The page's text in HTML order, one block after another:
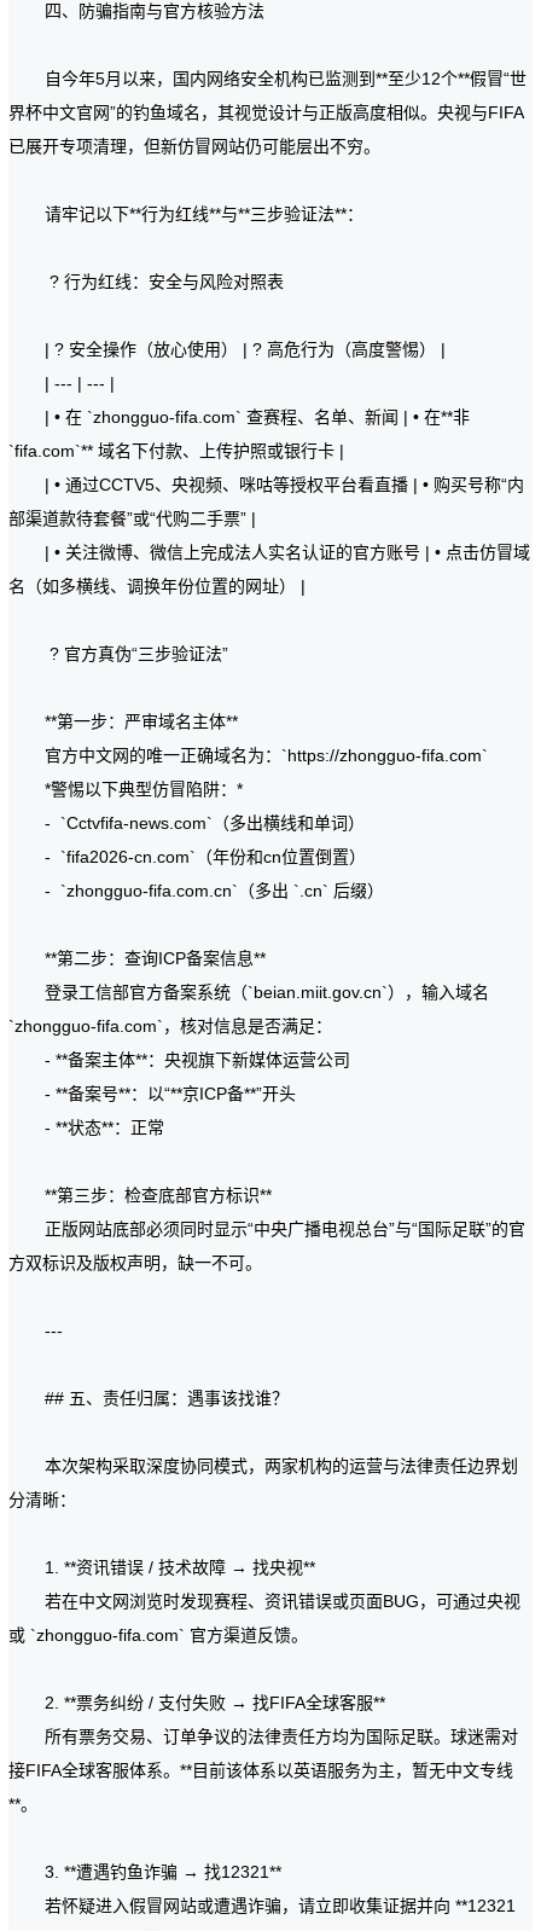
四、防骗指南与官方核验方法
自今年5月以来，国内网络安全机构已监测到**至少12个**假冒“世
界杯中文官网”的钓鱼域名，其视觉设计与正版高度相似。央视与FIFA
已展开专项清理，但新仿冒网站仍可能层出不穷。
请牢记以下**行为红线**与**三步验证法**：
? 行为红线：安全与风险对照表
| ? 安全操作（放心使用） | ? 高危行为（高度警惕） |
| --- | --- |
| • 在 `zhongguo-fifa.com` 查赛程、名单、新闻 | • 在**非
`fifa.com`** 域名下付款、上传护照或银行卡 |
| • 通过CCTV5、央视频、咪咕等授权平台看直播 | • 购买号称“内
部渠道款待套餐”或“代购二手票” |
| • 关注微博、微信上完成法人实名认证的官方账号 | • 点击仿冒域
名（如多横线、调换年份位置的网址） |
?️ 官方真伪“三步验证法”
**第一步：严审域名主体**
官方中文网的唯一正确域名为：`https://zhongguo-fifa.com`
*警惕以下典型仿冒陷阱：*
- `Cctvfifa-news.com`（多出横线和单词）
- `fifa2026-cn.com`（年份和cn位置倒置）
- `zhongguo-fifa.com.cn`（多出 `.cn` 后缀）
**第二步：查询ICP备案信息**
登录工信部官方备案系统（`beian.miit.gov.cn`），输入域名
`zhongguo-fifa.com`，核对信息是否满足：
- **备案主体**：央视旗下新媒体运营公司
- **备案号**：以“**京ICP备**”开头
- **状态**：正常
**第三步：检查底部官方标识**
正版网站底部必须同时显示“中央广播电视总台”与“国际足联”的官
方双标识及版权声明，缺一不可。
---
## 五、责任归属：遇事该找谁？
本次架构采取深度协同模式，两家机构的运营与法律责任边界划
分清晰：
1. **资讯错误 / 技术故障 → 找央视**
若在中文网浏览时发现赛程、资讯错误或页面BUG，可通过央视
或 `zhongguo-fifa.com` 官方渠道反馈。
2. **票务纠纷 / 支付失败 → 找FIFA全球客服**
所有票务交易、订单争议的法律责任方均为国际足联。球迷需对
接FIFA全球客服体系。**目前该体系以英语服务为主，暂无中文专线
**。
3. **遭遇钓鱼诈骗 → 找12321**
若怀疑进入假冒网站或遭遇诈骗，请立即收集证据并向 **12321